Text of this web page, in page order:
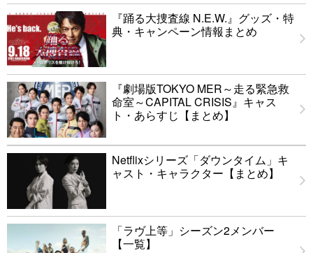
『踊る大捜査線 N.E.W.』グッズ・特
典・キャンペーン情報まとめ
『劇場版TOKYO MER～走る緊急救
命室～CAPITAL CRISIS』キャス
ト・あらすじ【まとめ】
Netflixシリーズ「ダウンタイム」キ
ャスト・キャラクター【まとめ】
「ラヴ上等」シーズン2メンバー
【一覧】